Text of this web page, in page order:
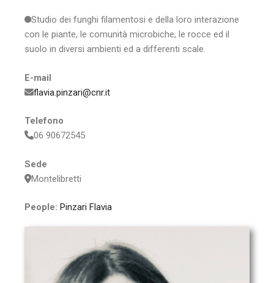
Studio dei funghi filamentosi e della loro interazione
con le piante, le comunità microbiche, le rocce ed il
suolo in diversi ambienti ed a differenti scale.
E-mail
flavia.pinzari@cnr.it
Telefono
06 90672545
Sede
Montelibretti
People: Pinzari Flavia